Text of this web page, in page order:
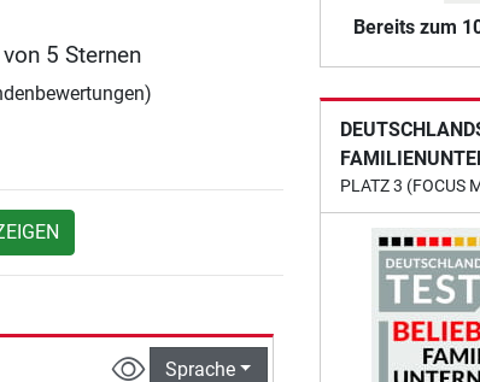
von 5 Sternen
Sprache
Bereits zum
PLATZ 3 (FOCUS